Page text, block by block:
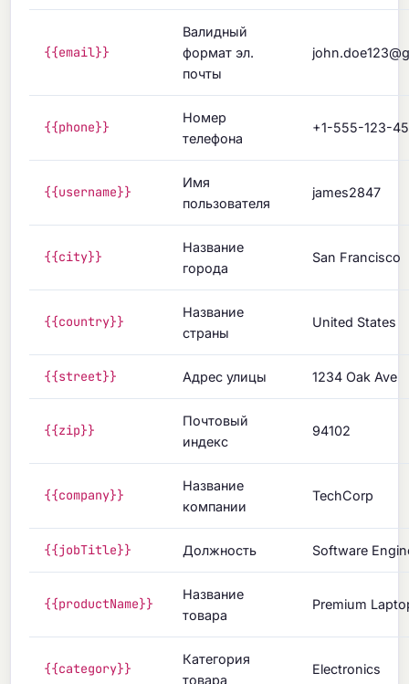
{{email}}
Валидный
формат эл.
почты
{{phone}}
Номер
телефона
+1-555-123-
{{username}}
Имя
пользователя
james2847
{{city}}
Название
города
San Francisco
{{country}}
Название
страны
United States
{{street}} Адрес улицы 1234 Oak Ave
{{zip}}
Почтовый
индекс
94102
{{company}}
Название
компании
TechCorp
{{jobTitle}} Должность Software
{{productName}}
Название
товара
Premium
{{category}}
Категория
товара
Electronics